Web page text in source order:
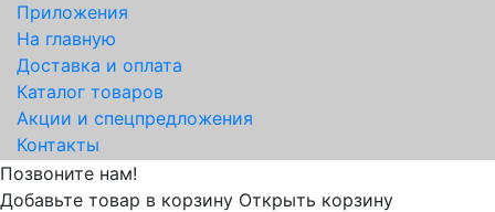
Приложения
На главную
Доставка и оплата
Каталог товаров
Акции и спецпредложения
Контакты
Позвоните нам!
Добавьте товар в корзину Открыть корзину